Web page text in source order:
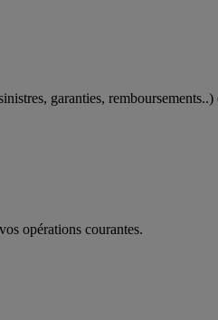
garanties, remboursements..)
opérations courantes.